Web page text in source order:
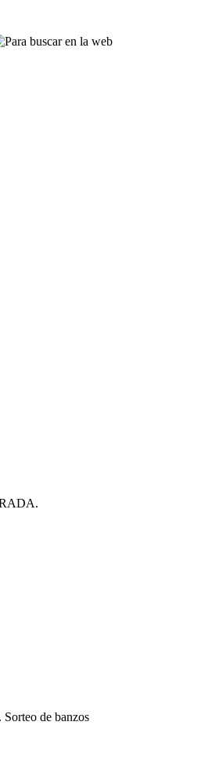
de banzos